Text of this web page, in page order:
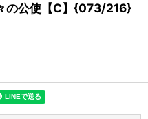
の公使【C】{073/216}